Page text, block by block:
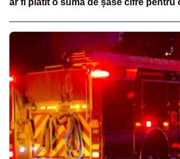
ar fi plătit o sumă de șase cifre pentru